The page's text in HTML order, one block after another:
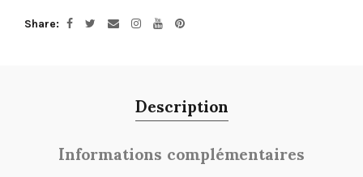
Share
Description
Informations complémentaires